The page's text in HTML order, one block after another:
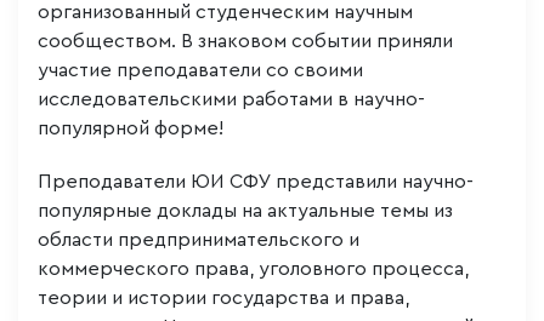
организованный студенческим научным
сообществом. В знаковом событии приняли
участие преподаватели со своими
исследовательскими работами в научно-
популярной форме!
Преподаватели ЮИ СФУ представили научно-
популярные доклады на актуальные темы из
области предпринимательского и
коммерческого права, уголовного процесса,
теории и истории государства и права,